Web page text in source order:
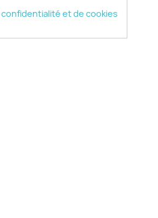
et de cookies